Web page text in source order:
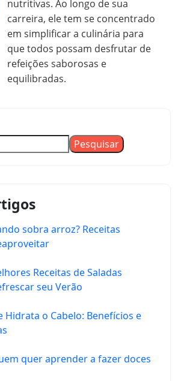
nutritivas. Ao longo de sua
carreira, ele tem se concentrado
em simplificar a culinária para
que todos possam desfrutar de
refeições saborosas e
equilibradas.
Pesquisar
sobra arroz? Receitas
Receitas de Saladas
seu Verão
Hidrata o Cabelo: Benefícios e
quer aprender a fazer doces